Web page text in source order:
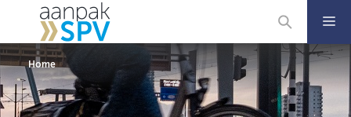
inhoud
Home